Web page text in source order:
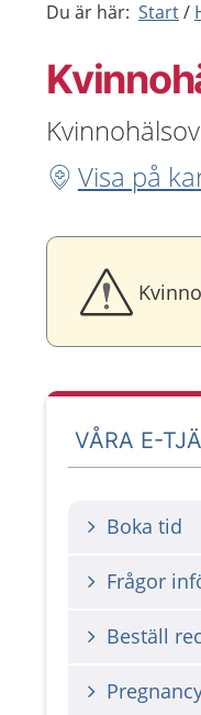
Du är här: Start
Visa på
VÅRA E-
Boka tid
Beställ